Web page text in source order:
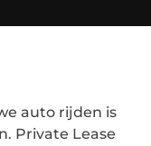
auto rijden is
Private Lease